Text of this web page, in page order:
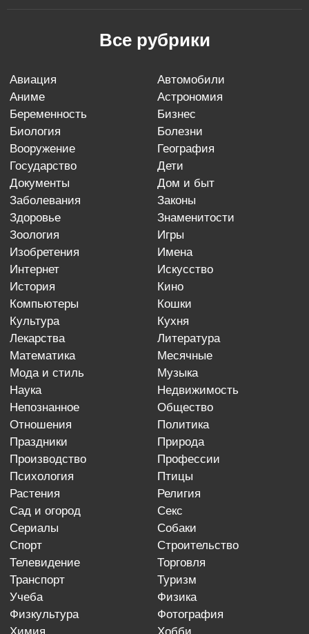
Все рубрики
авиация
автомобили
аниме
астрономия
беременность
бизнес
биология
болезни
вооружение
география
государство
дети
документы
дом и быт
заболевания
законы
здоровье
знаменитости
зоология
игры
изобретения
имена
интернет
искусство
история
кино
компьютеры
кошки
культура
кухня
лекарства
литература
математика
месячные
мода и стиль
музыка
наука
недвижимость
непознанное
общество
отношения
политика
праздники
природа
производство
профессии
психология
птицы
растения
религия
сад и огород
секс
сериалы
собаки
спорт
строительство
телевидение
торговля
транспорт
туризм
учеба
физика
физкультура
фотография